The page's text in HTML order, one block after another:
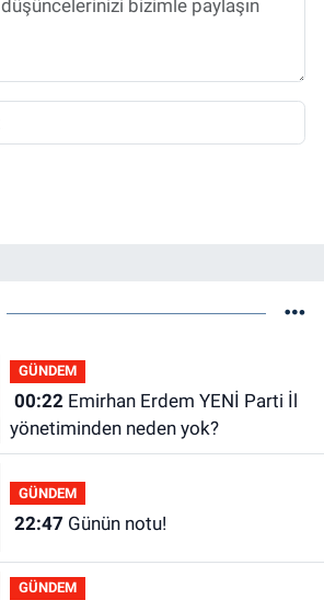
GÜNDEM
00:22Emirhan Erdem YENİ Parti İl
yönetiminden neden yok?
GÜNDEM
22:47 Günün notu!
GÜNDEM